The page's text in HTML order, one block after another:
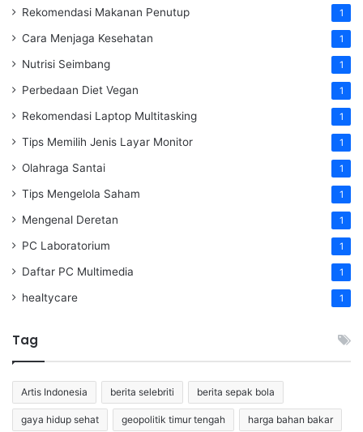
Rekomendasi Makanan Penutup 1
Cara Menjaga Kesehatan 1
Nutrisi Seimbang 1
Perbedaan Diet Vegan 1
Rekomendasi Laptop Multitasking 1
Tips Memilih Jenis Layar Monitor 1
Olahraga Santai 1
Tips Mengelola Saham 1
Mengenal Deretan 1
PC Laboratorium 1
Daftar PC Multimedia 1
healtycare 1
Tag
Artis Indonesia berita selebriti berita sepak bola
gaya hidup sehat geopolitik timur tengah harga bahan bakar